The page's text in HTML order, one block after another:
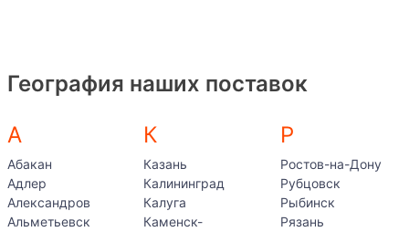
География наших поставок
А
Абакан
Адлер
Александров
Альметьевск
К
Казань
Калининград
Калуга
Каменск-
Р
Ростов-на-Дону
Рубцовск
Рыбинск
Рязань